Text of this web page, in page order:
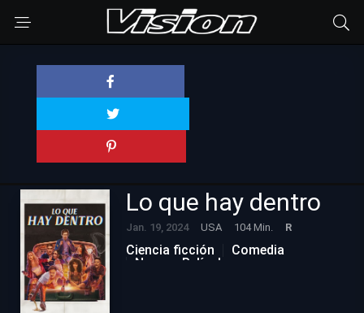
Lo que hay dentro
Jan. 19, 2024 USA 104 Min. R
Ciencia ficción
Comedia
Nuevas Películas